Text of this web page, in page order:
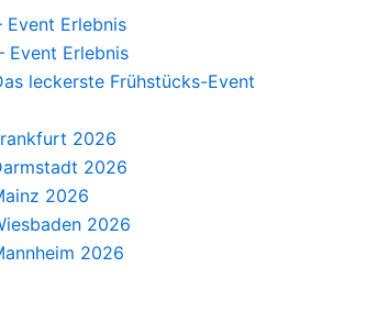
Event Erlebnis
Event Erlebnis
leckerste Frühstücks-Event
2026
2026
2026
2026
2026